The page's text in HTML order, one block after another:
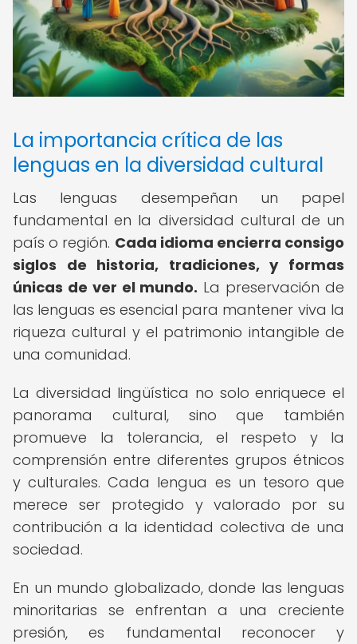
La importancia crítica de las
lenguas en la diversidad cultural
Las lenguas desempeñan un papel
fundamental en la diversidad cultural de un
país o región. Cada idioma encierra consigo
siglos de historia, tradiciones, y formas
únicas de ver el mundo. La preservación de
las lenguas es esencial para mantener viva la
riqueza cultural y el patrimonio intangible de
una comunidad.
La diversidad lingüística no solo enriquece el
panorama cultural, sino que también
promueve la tolerancia, el respeto y la
comprensión entre diferentes grupos étnicos
y culturales. Cada lengua es un tesoro que
merece ser protegido y valorado por su
contribución a la identidad colectiva de una
sociedad.
En un mundo globalizado, donde las lenguas
minoritarias se enfrentan a una creciente
presión, es fundamental reconocer y